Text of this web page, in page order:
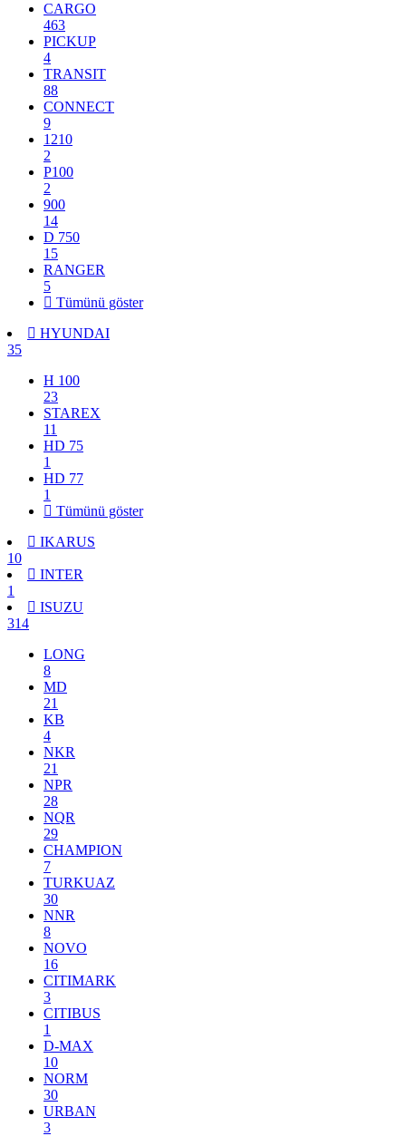
CARGO
463
PICKUP
4
TRANSIT
88
CONNECT
9
1210
2
P100
2
900
14
D 750
15
RANGER
5
Tümünü göster
HYUNDAI
35
H 100
23
STAREX
11
HD 75
1
HD 77
1
Tümünü göster
IKARUS
10
INTER
1
ISUZU
314
LONG
8
MD
21
KB
4
NKR
21
NPR
28
NQR
29
CHAMPION
7
TURKUAZ
30
NNR
8
NOVO
16
CITIMARK
3
CITIBUS
1
D-MAX
10
NORM
30
URBAN
3